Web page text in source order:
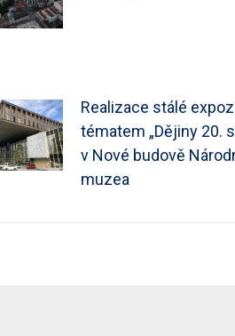
Realizace stálé
tématem „Dějiny 20.
v Nové budově
muzea